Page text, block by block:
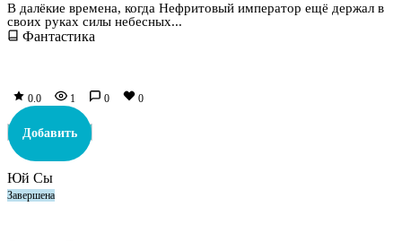
В далёкие времена, когда Нефритовый император ещё держал в
своих руках силы небесных...
Фантастика
0.0 1 0 0
Добавить
Юй Сы
Завершена